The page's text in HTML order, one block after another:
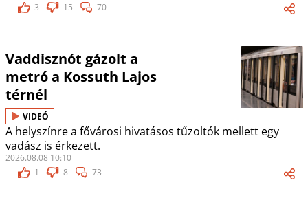
3
15 70
Vaddisznót gázolt a
metró a Kossuth Lajos
térnél
VIDEÓ
A helyszínre a fővárosi hivatásos tűzoltók mellett egy
vadász is érkezett.
2026.08.08 10:10
1
8 73